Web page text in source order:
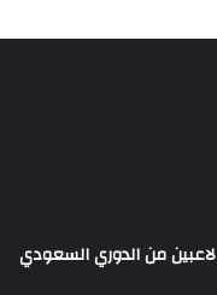
في 24 ساعة.. كروزيرو البرازيلي يستعير 3 لاعبين من الدوري السعودي